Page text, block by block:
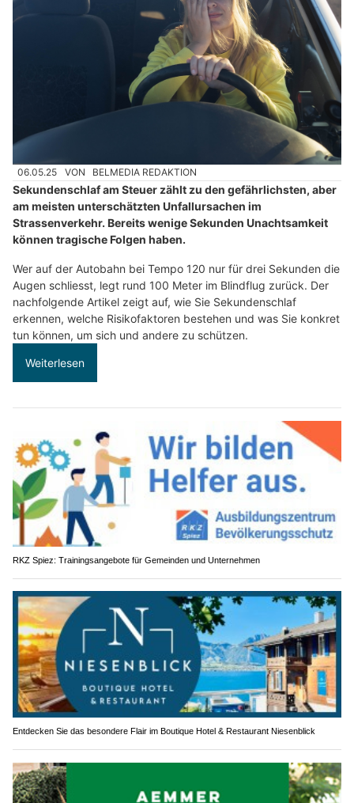
06.05.25 VON BELMEDIA REDAKTION
Sekundenschlaf am Steuer zählt zu den gefährlichsten, aber
am meisten unterschätzten Unfallursachen im
Strassenverkehr. Bereits wenige Sekunden Unachtsamkeit
können tragische Folgen haben.
Wer auf der Autobahn bei Tempo 120 nur für drei Sekunden die
Augen schliesst, legt rund 100 Meter im Blindflug zurück. Der
nachfolgende Artikel zeigt auf, wie Sie Sekundenschlaf
erkennen, welche Risikofaktoren bestehen und was Sie konkret
tun können, um sich und andere zu schützen.
Weiterlesen
RKZ Spiez: Trainingsangebote für Gemeinden und Unternehmen
Entdecken Sie das besondere Flair im Boutique Hotel & Restaurant Niesenblick